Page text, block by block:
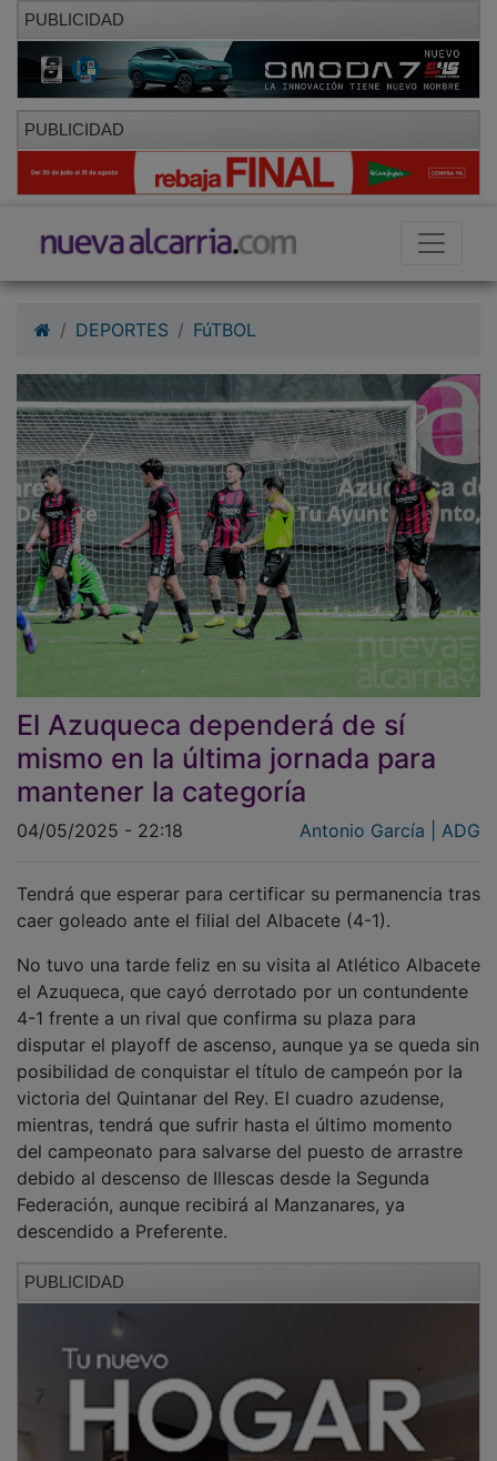
PUBLICIDAD
PUBLICIDAD
El Azuqueca dependerá de sí
mismo en la última jornada para
mantener la categoría
Antonio García | ADG
caer goleado ante el filial del Albacete (4-1).
el Azuqueca, que cayó derrotado por un contundente
4-1 frente a un rival que confirma su plaza para
disputar el playoff de ascenso, aunque ya se queda sin
posibilidad de conquistar el título de campeón por la
victoria del Quintanar del Rey. El cuadro azudense,
mientras, tendrá que sufrir hasta el último momento
del campeonato para salvarse del puesto de arrastre
debido al descenso de Illescas desde la Segunda
Federación, aunque recibirá al Manzanares, ya
descendido a Preferente.
El encuentro en la Ciudad Deportiva Andrés Iniesta
dejó ver una absoluta superioridad del Atlético
Albacete una vez que se puso por delante en el
marcador. Bien es cierto que el equipo dirigido por
Juani aguantó bien hasta la recta final de la primera
mitad, e incluso se pudo poner por delante en el